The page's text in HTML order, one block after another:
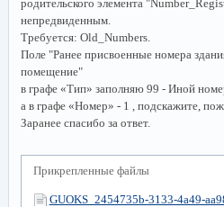
родительского элемента
непредвиденным.
Требуется: Old_Numbers.
Поле "Ранее присвоенные номера
помещение"
в графе «Тип» заполняю 99 - Иной
а в графе «Номер» - 1 , подскажите,
Заранее спасибо за ответ.
Прикрепленные файлы
GUOKS_2454735b-3133-4a49-